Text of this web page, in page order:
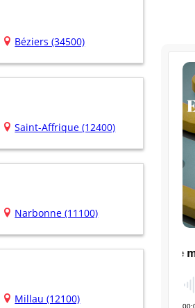
Béziers (34500)
Saint-Affrique (12400)
Narbonne (11100)
Millau (12100)